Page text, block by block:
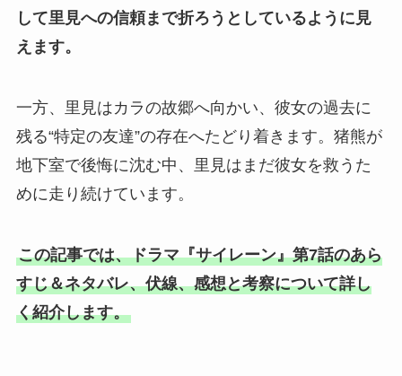
して里見への信頼まで折ろうとしているように見
えます。
一方、里見はカラの故郷へ向かい、彼女の過去に
残る“特定の友達”の存在へたどり着きます。猪熊が
地下室で後悔に沈む中、里見はまだ彼女を救うた
めに走り続けています。
この記事では、ドラマ『サイレーン』第7話のあら
すじ＆ネタバレ、伏線、感想と考察について詳し
く紹介します。